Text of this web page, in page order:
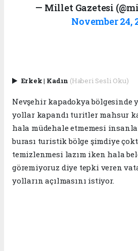
— Millet Gazetesi
November 24,
Erkek| Kadın (Haberi Sesli Oku)
Nevşehir kapadokya bölgesinde
yollar kapandı turitler mahsur
hala müdehale etmemesi
burası turistik bölge şimdiye
temizlenmesi lazım iken hala
göremiyoruz diye tepki veren
yolların açılmasını istiyor.